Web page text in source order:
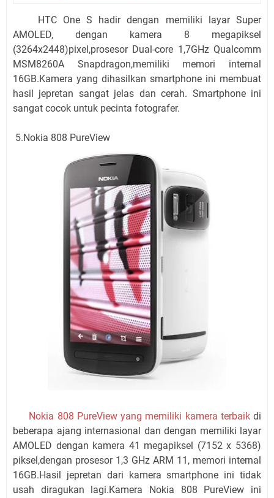
HTC One S hadir dengan memiliki layar Super
AMOLED, dengan kamera 8 megapiksel
(3264x2448)pixel,prosesor Dual-core 1,7GHz Qualcomm
MSM8260A Snapdragon,memiliki memori internal
16GB.Kamera yang dihasilkan smartphone ini membuat
hasil jepretan sangat jelas dan cerah. Smartphone ini
sangat cocok untuk pecinta fotografer.
5.Nokia 808 PureView
Nokia 808 PureView yang memiliki kamera terbaikdi
beberapa ajang internasional dan dengan memiliki layar
AMOLED dengan kamera 41 megapiksel (7152 x 5368)
piksel,dengan prosesor 1,3 GHz ARM 11, memori internal
16GB.Hasil jepretan dari kamera smartphone ini tidak
usah diragukan lagi.Kamera Nokia 808 PureView ini